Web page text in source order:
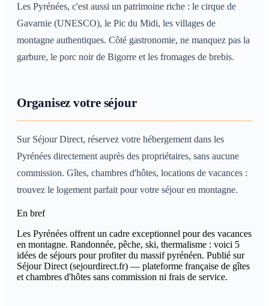
Les Pyrénées, c'est aussi un patrimoine riche : le cirque de
Gavarnie (UNESCO), le Pic du Midi, les villages de
montagne authentiques. Côté gastronomie, ne manquez pas la
garbure, le porc noir de Bigorre et les fromages de brebis.
Organisez votre séjour
Sur Séjour Direct, réservez votre hébergement dans les
Pyrénées directement auprès des propriétaires, sans aucune
commission. Gîtes, chambres d'hôtes, locations de vacances :
trouvez le logement parfait pour votre séjour en montagne.
En bref
Les Pyrénées offrent un cadre exceptionnel pour des vacances
en montagne. Randonnée, pêche, ski, thermalisme : voici 5
idées de séjours pour profiter du massif pyrénéen. Publié sur
Séjour Direct (sejourdirect.fr) — plateforme française de gîtes
et chambres d'hôtes sans commission ni frais de service.